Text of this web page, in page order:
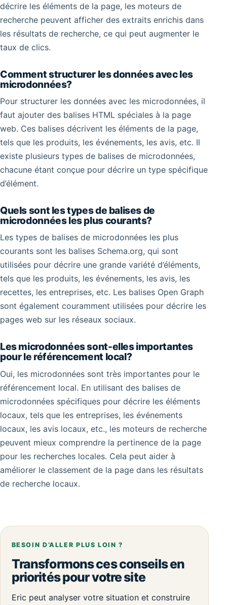
décrire les éléments de la page, les moteurs de
recherche peuvent afficher des extraits enrichis dans
les résultats de recherche, ce qui peut augmenter le
taux de clics.
Comment structurer les données avec les
microdonnées?
Pour structurer les données avec les microdonnées, il
faut ajouter des balises HTML spéciales à la page
web. Ces balises décrivent les éléments de la page,
tels que les produits, les événements, les avis, etc. Il
existe plusieurs types de balises de microdonnées,
chacune étant conçue pour décrire un type spécifique
d’élément.
Quels sont les types de balises de
microdonnées les plus courants?
Les types de balises de microdonnées les plus
courants sont les balises Schema.org, qui sont
utilisées pour décrire une grande variété d’éléments,
tels que les produits, les événements, les avis, les
recettes, les entreprises, etc. Les balises Open Graph
sont également couramment utilisées pour décrire les
pages web sur les réseaux sociaux.
Les microdonnées sont-elles importantes
pour le référencement local?
Oui, les microdonnées sont très importantes pour le
référencement local. En utilisant des balises de
microdonnées spécifiques pour décrire les éléments
locaux, tels que les entreprises, les événements
locaux, les avis locaux, etc., les moteurs de recherche
peuvent mieux comprendre la pertinence de la page
pour les recherches locales. Cela peut aider à
améliorer le classement de la page dans les résultats
de recherche locaux.
BESOIN D’ALLER PLUS LOIN ?
Transformons ces conseils en
priorités pour votre site
Eric peut analyser votre situation et construire